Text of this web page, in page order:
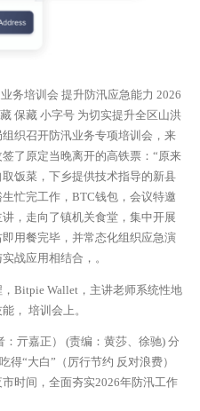
务培训会 提升防汛应急能力 2026
保藏 小字号 为切实提升全区山洪
织召开防汛业务专项培训会，来
了原定当晚离开的高铁票：“原来
饭菜，下乡提供技术指导的新县
忙完工作，BTC钱包，会议特邀
，走向了镇机关食堂，集中开展
用餐完毕，并常态化组织应急演
战应用相结合，。
Bitpie Wallet，主讲老师系统性地
， 培训会上。
：亓嘉正） (责编：黄莎、徐驰) 分
得“大白”（厉行节约 反对浪费）
时间，全面夯实2026年防汛工作